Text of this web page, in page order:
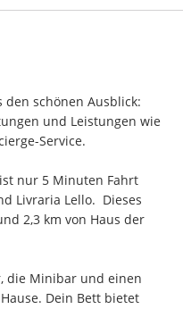
den schönen Ausblick:
und Leistungen wie
Service.
nur 5 Minuten Fahrt
Livraria Lello.  Dieses
2,3 km von Haus der
die Minibar und einen
Dein Bett bietet